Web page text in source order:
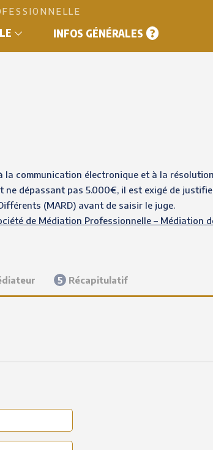
INFOS GÉNÉRALES
la communication électronique et à la
ne dépassant pas 5.000€, il est exigé de
(MARD) avant de saisir le juge.
de Médiation Professionnelle – Médiation
5 Récapitulatif